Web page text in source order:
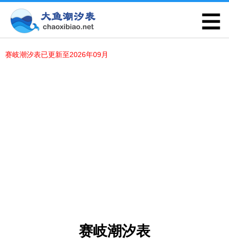
赛岐潮汐表已更新至2026年09月
赛岐潮汐表